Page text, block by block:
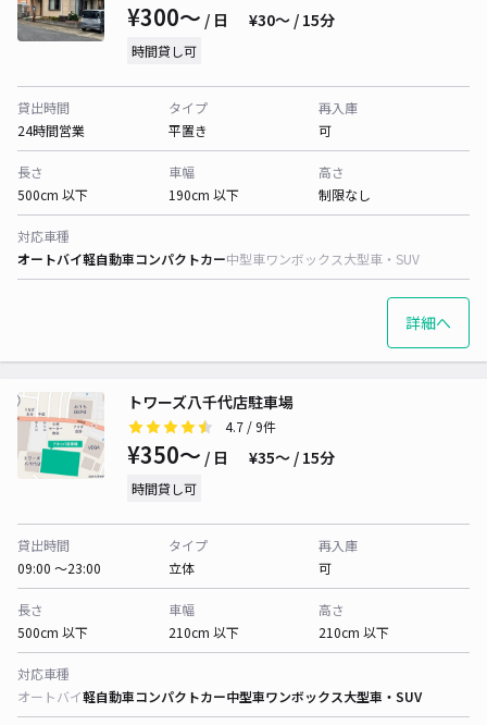
¥300〜 / 日 ¥30〜 / 15分
時間貸し可
貸出時間
24時間営業
タイプ
平置き
再入庫
可
長さ
500cm 以下
車幅
190cm 以下
高さ
制限なし
対応車種
オートバイ軽自動車コンパクトカー中型車ワンボックス大型車・SUV
詳細へ
トワーズ八千代店駐車場
4.7 / 9件
¥350〜 / 日 ¥35〜 / 15分
時間貸し可
貸出時間
09:00 〜23:00
タイプ
立体
再入庫
可
長さ
500cm 以下
車幅
210cm 以下
高さ
210cm 以下
対応車種
オートバイ軽自動車コンパクトカー中型車ワンボックス大型車・SUV